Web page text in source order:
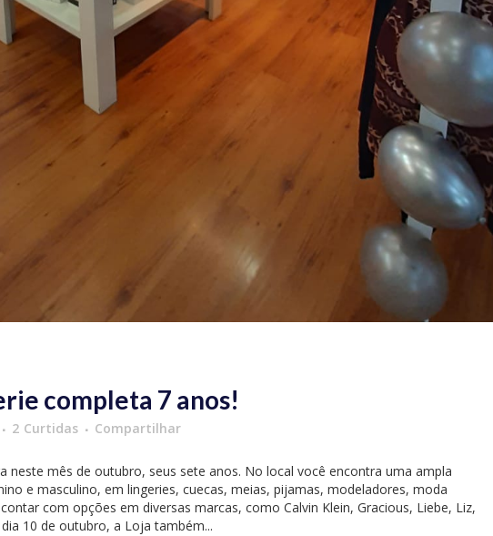
completa 7 anos!
2 Curtidas Compartilhar
neste mês de outubro, seus sete anos. No local você encontra uma ampla
e masculino, em lingeries, cuecas, meias, pijamas, modeladores, moda
com opções em diversas marcas, como Calvin Klein, Gracious, Liebe, Liz,
10 de outubro, a Loja também...